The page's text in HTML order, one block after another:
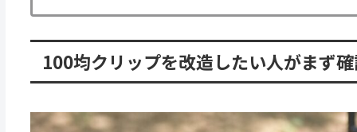
100均クリップを改造したい人がまず